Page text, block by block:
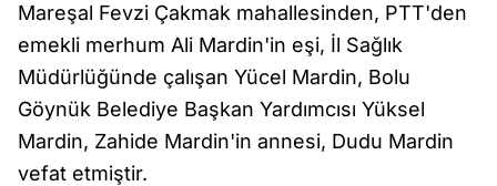
Mareşal Fevzi Çakmak mahallesinden, PTT'den
emekli merhum Ali Mardin'in eşi, İl Sağlık
Müdürlüğünde çalışan Yücel Mardin, Bolu
Göynük Belediye Başkan Yardımcısı Yüksel
Mardin, Zahide Mardin'in annesi, Dudu Mardin
vefat etmiştir.